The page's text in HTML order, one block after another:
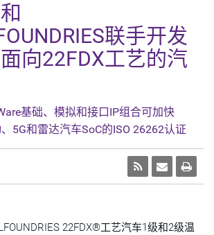
联手开发
向22FDX工艺的汽
基础、模拟和接口IP组合可加快
5G和雷达汽车SoC的ISO 26262认证
22FDX®工艺汽车1级和2级温